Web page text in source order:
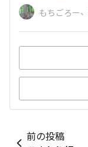
もちごろー、
前の投稿